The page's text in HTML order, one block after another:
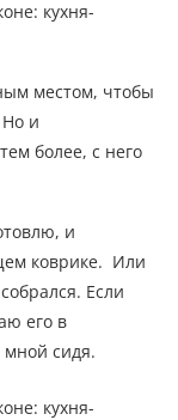
местом, чтобы
и
более, с него
и
коврике. Или
Если
его в
мной сидя.